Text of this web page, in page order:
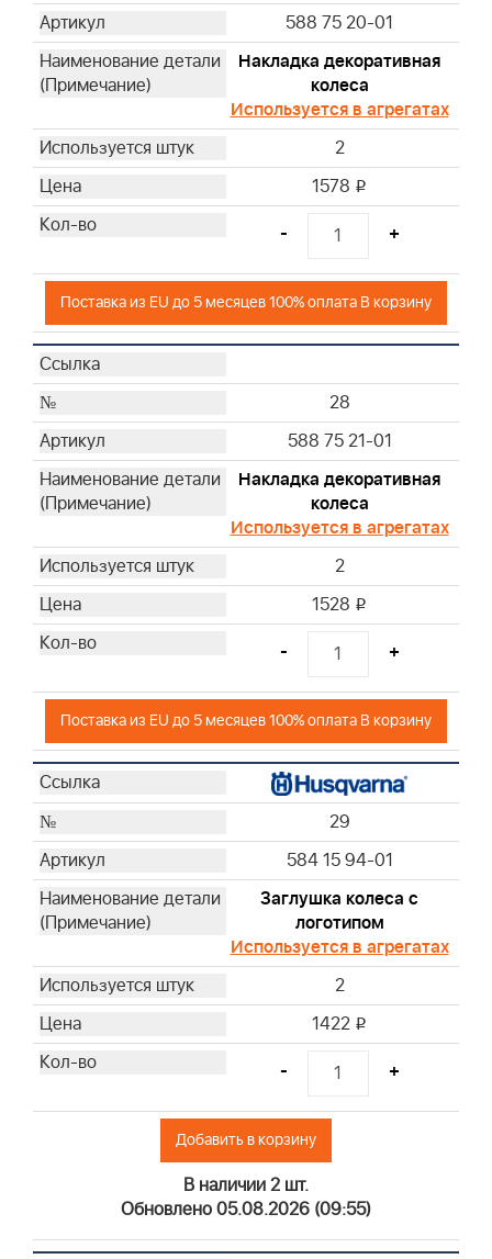
588 75 20-01
Накладка декоративная
колеса
Используется в агрегатах
2
1578 i
- +
Поставка из EU до 5 месяцев 100% оплата В корзину
28
588 75 21-01
Накладка декоративная
колеса
Используется в агрегатах
2
1528 i
- +
Поставка из EU до 5 месяцев 100% оплата В корзину
29
584 15 94-01
Заглушка колеса с
логотипом
Используется в агрегатах
2
1422 i
- +
Добавить в корзину
В наличии 2 шт.
Обновлено 05.08.2026 (09:55)